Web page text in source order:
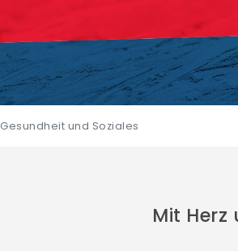
Gesundheit und Soziales
Mit